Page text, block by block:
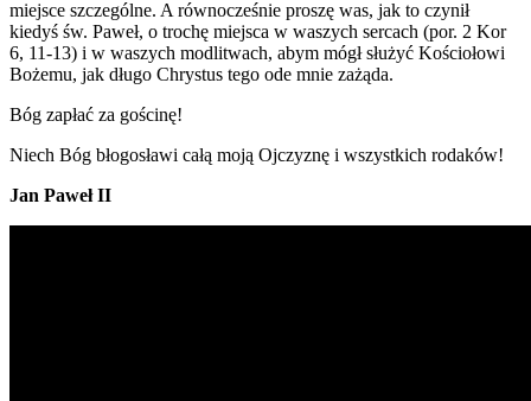
miejsce szczególne. A równocześnie proszę was, jak to czynił
kiedyś św. Paweł, o trochę miejsca w waszych sercach (por. 2 Kor
6, 11-13) i w waszych modlitwach, abym mógł służyć Kościołowi
Bożemu, jak długo Chrystus tego ode mnie zażąda.
Bóg zapłać za gościnę!
Niech Bóg błogosławi całą moją Ojczyznę i wszystkich rodaków!
Jan Paweł II